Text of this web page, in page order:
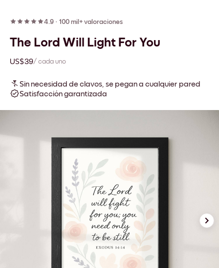
4.9 · 100 mil+ valoraciones
The Lord Will Light For You
US$39/ cada uno
Sin necesidad de clavos, se pegan a cualquier pared
Satisfacción garantizada